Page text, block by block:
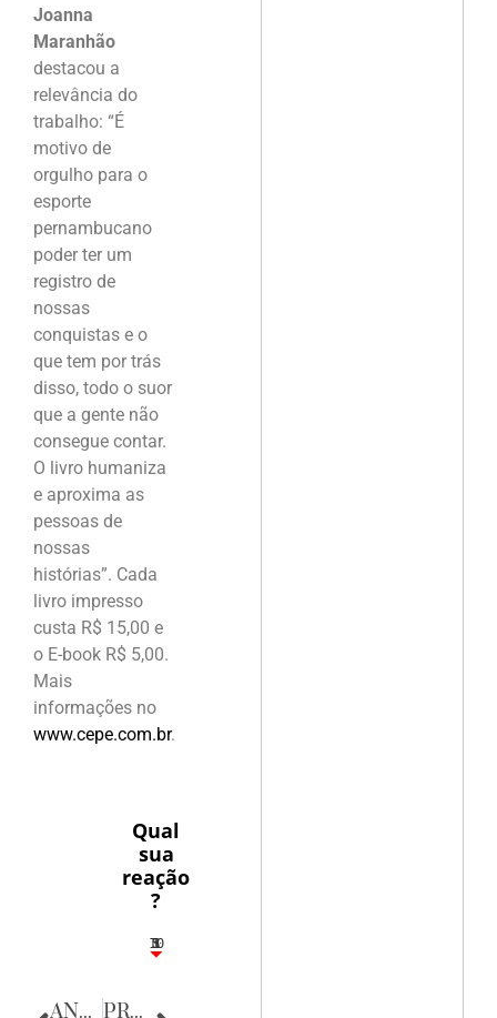
Joanna
Maranhão
destacou a
relevância do
trabalho: “É
motivo de
orgulho para o
esporte
pernambucano
poder ter um
registro de
nossas
conquistas e o
que tem por trás
disso, todo o suor
que a gente não
consegue contar.
O livro humaniza
e aproxima as
pessoas de
nossas
histórias”. Cada
livro impresso
custa R$ 15,00 e
o E-book R$ 5,00.
Mais
informações no
www.cepe.com.br.
Qual
sua
reação
?
5
1
1
3
10
ANTERIOR PRÓXIMA